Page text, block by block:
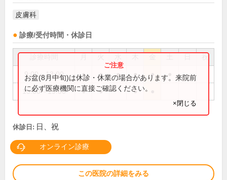
皮膚科
診療/受付時間・休診日
祝
9:00～13:00 ● ● ● ● ●
15:00～19:00 ● ● ●
お盆(8月中旬)は休診・休業の場合があります。来院前
に必ず医療機関に直接ご確認ください。
×閉じる
休診日: 日、祝
オンライン診療
この医院の詳細をみる